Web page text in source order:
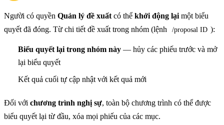
Người có quyền Quản lý đề xuất có thể khởi động lại một biểu
quyết đã đóng. Từ chi tiết đề xuất trong nhóm (lệnh
/proposal ID ):
Biểu quyết lại trong nhóm này — hủy các phiếu trước và mở
lại biểu quyết
Kết quả cuối tự cập nhật với kết quả mới
Đối với chương trình nghị sự, toàn bộ chương trình có thể được
biểu quyết lại từ đầu, xóa mọi phiếu của các mục.